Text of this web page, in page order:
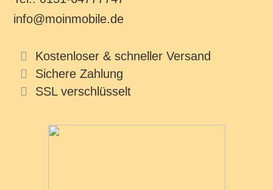
info@moinmobile.de
Kostenloser & schneller Versand
Sichere Zahlung
SSL verschlüsselt